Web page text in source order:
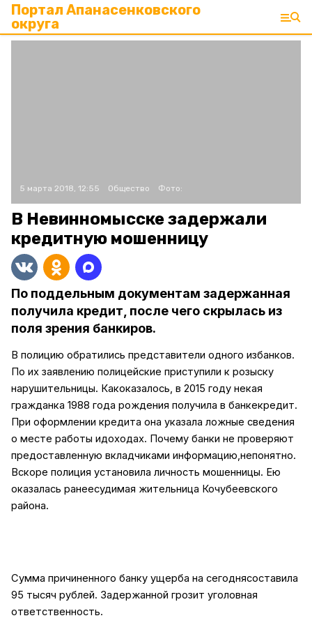
Портал Апанасенковского
округа
5 марта 2018, 12:55 Общество Фото:
В Невинномысске задержали
кредитную мошенницу
По поддельным документам задержанная
получила кредит, после чего скрылась из
поля зрения банкиров.
В полицию обратились представители одного избанков.
По их заявлению полицейские приступили к розыску
нарушительницы. Какоказалось, в 2015 году некая
гражданка 1988 года рождения получила в банкекредит.
При оформлении кредита она указала ложные сведения
о месте работы идоходах. Почему банки не проверяют
предоставленную вкладчиками информацию,непонятно.
Вскоре полиция установила личность мошенницы. Ею
оказалась ранеесудимая жительница Кочубеевского
района.
Сумма причиненного банку ущерба на сегоднясоставила
95 тысяч рублей. Задержанной грозит уголовная
ответственность.